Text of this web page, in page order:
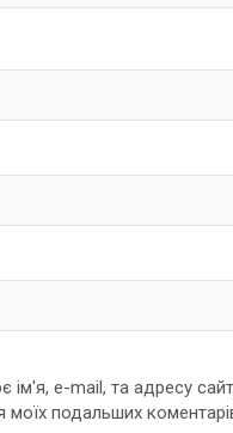
ім'я, e-mail, та адресу
моїх подальших